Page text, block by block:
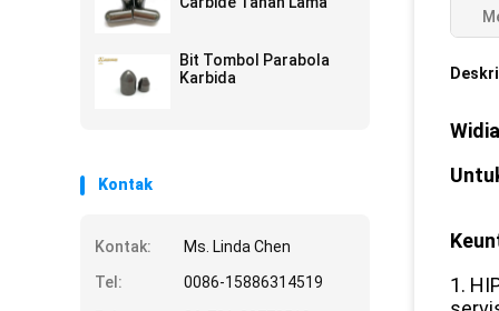
Bit Tombol Parabola
Karbida
Kontak
Kontak:
Ms. Linda Chen
Tel:
0086-15886314519
1.